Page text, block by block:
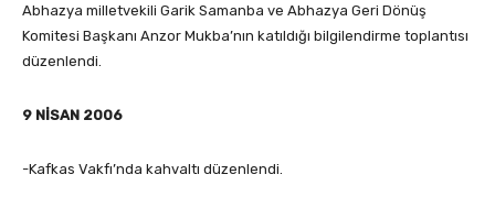
Abhazya milletvekili Garik Samanba ve Abhazya Geri Dönüş
Komitesi Başkanı Anzor Mukba’nın katıldığı bilgilendirme toplantısı
düzenlendi.
9 NİSAN 2006
-Kafkas Vakfı’nda kahvaltı düzenlendi.